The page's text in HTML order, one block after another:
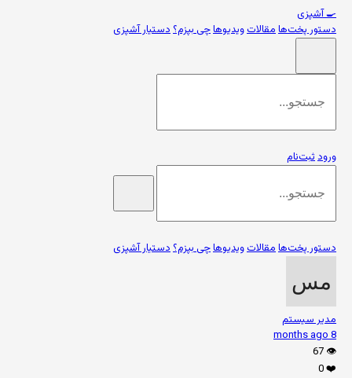
🍳آشپزی
دستور پخت‌هامقالاتویدیوهاچی بپزم؟دستیار آشپزی
ورودثبت‌نام
دستور پخت‌هامقالاتویدیوهاچی بپزم؟دستیار آشپزی
مدیر سیستم
8 months ago
👁️
67
❤️
0